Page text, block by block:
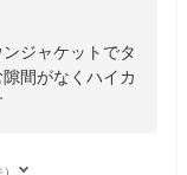
ジャケットでタ
間がなくハイカ